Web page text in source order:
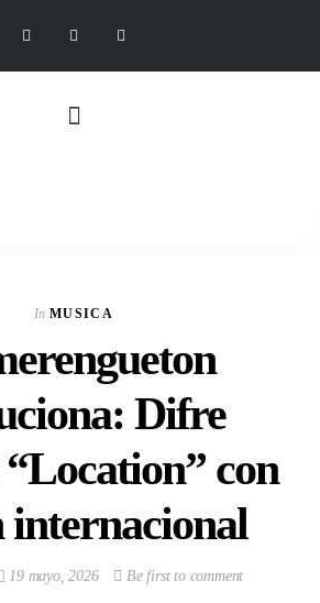
In MUSICA
Difre
con
internacional
19 mayo, 2026 Be first to comment